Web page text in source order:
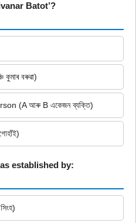
Batot’?
বৰুৱা)
(A আৰু B একেজন ব্যক্তি)
established by: